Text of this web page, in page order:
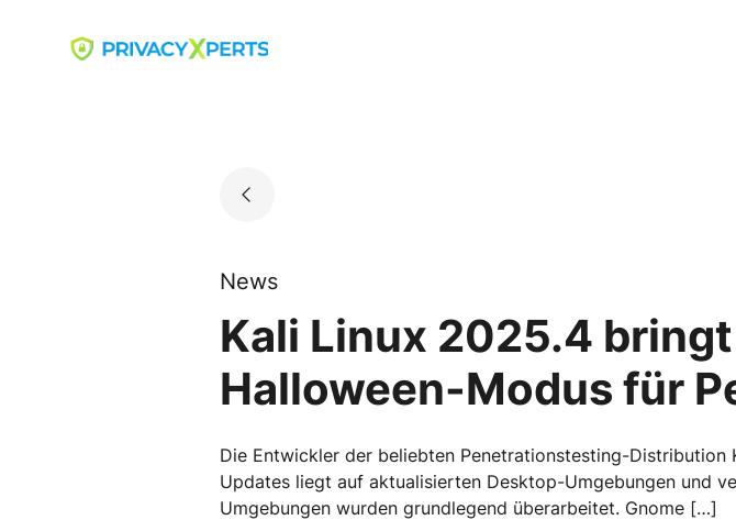
Go to landing page.
News
Kali Linux 2025.4
Halloween-Modus für
Die Entwickler der beliebten Penetrationstesting-
Updates liegt auf aktualisierten Desktop-Umgebungen und
Umgebungen wurden grundlegend überarbeitet. Gnome […]